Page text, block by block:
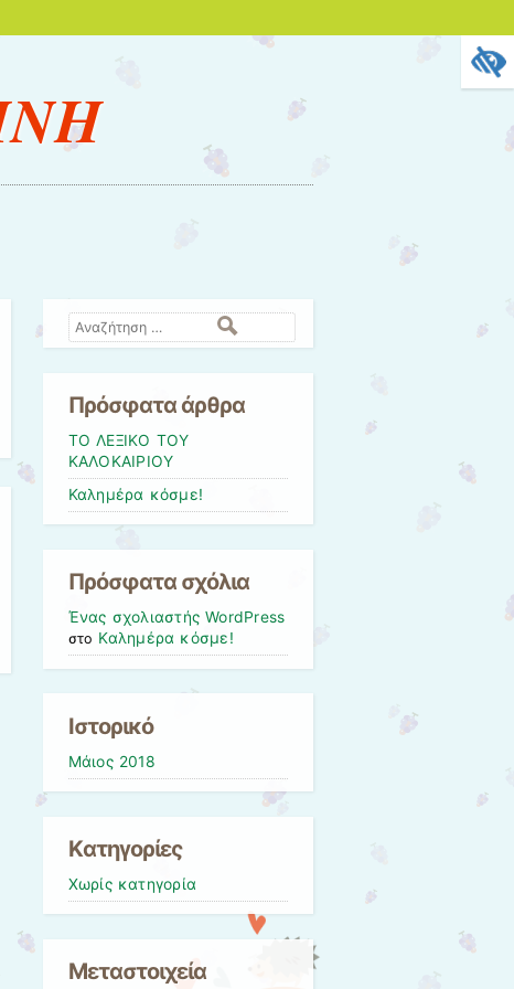
Αναζήτηση
Πρόσφατα άρθρα
ΤΟ ΛΕΞΙΚΟ ΤΟΥ
ΚΑΛΟΚΑΙΡΙΟΥ
Καλημέρα κόσμε!
Πρόσφατα σχόλια
Ένας σχολιαστής WordPress
στο Καλημέρα κόσμε!
Ιστορικό
Μάιος 2018
Kατηγορίες
Χωρίς κατηγορία
Μεταστοιχεία